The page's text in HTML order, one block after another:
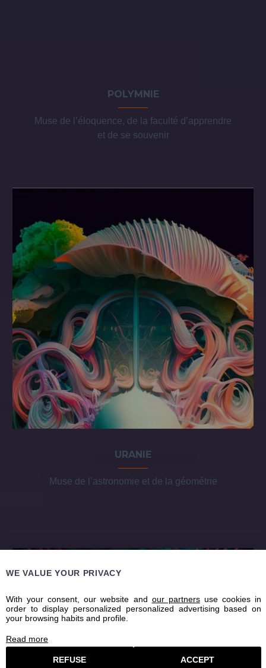
POLYMNIE
Muse de l’éloquence, de la faculté d’apprendre
et de se souvenir
URANIE
Muse de l’astronomie et de la géométrie
WE VALUE YOUR PRIVACY
With your consent, our website and our partnersuse cookies in
order to display personalized personalized advertising based on
your browsing habits and profile.
Read more
REFUSE ACCEPT